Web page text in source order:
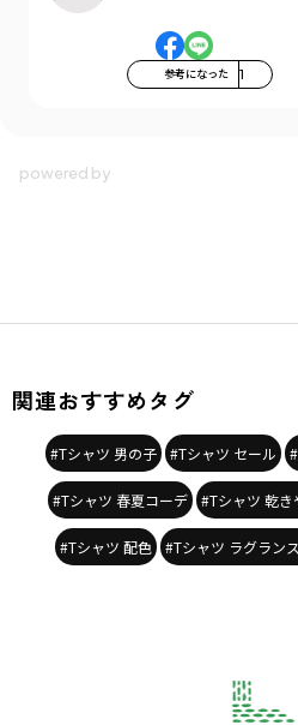
参考になった 1
関連おすすめタグ
#Tシャツ 男の子 #Tシャツ セール
#Tシャツ 春夏コーデ #Tシャツ 乾き
#Tシャツ 配色 #Tシャツ ラグラン